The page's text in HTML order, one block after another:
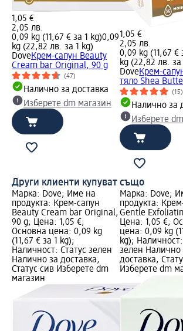
1,05 €
2,05 лв.
0,09 kg (11,67 € за 1 kg)0,09
kg (22,82 лв. за 1 kg)
DoveКрем-сапун Beauty
Cream bar Original, 90 g
(47)
Налично за доставка
Изберете dm магазин
1,05 €
2,05 лв.
0,09 kg (11,67 €
kg (22,82 лв. за
DoveКрем-
тяло Shea
(15)
Налично за
Изберете
Други клиенти купуват също
Марка: Dove; Име на
продукта: Крем-сапун
Beauty Cream bar Original,
90 g; Цена: 1,05 €;
Основна цена: 0,09 kg
(11,67 € за 1 kg);
Наличност: Статус зелен
Налично за доставка,
Статус сив Изберете dm
магазин
Марка: Dove;
продукта:
Gentle
Цена: 1,05 €;
цена: 0,09 kg
kg); Наличност:
зелен Налично
доставка,
Изберете dm